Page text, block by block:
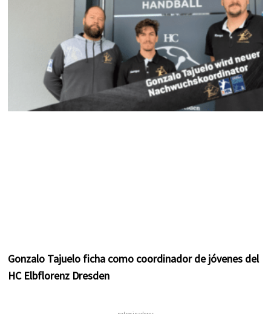
m t
Gonzalo Tajuelo ficha como coordinador de jóvenes del
HC Elbflorenz Dresden